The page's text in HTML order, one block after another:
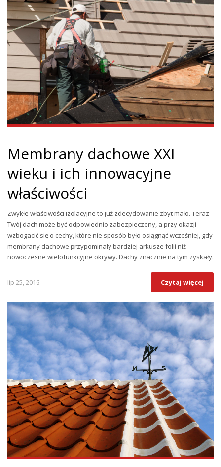
Membrany dachowe XXI
wieku i ich innowacyjne
właściwości
Zwykłe właściwości izolacyjne to już zdecydowanie zbyt mało. Teraz
Twój dach może być odpowiednio zabezpieczony, a przy okazji
wzbogacić się o cechy, które nie sposób było osiągnąć wcześniej, gdy
membrany dachowe przypominały bardziej arkusze folii niż
nowoczesne wielofunkcyjne okrywy. Dachy znacznie na tym zyskały.
lip 25, 2016 Czytaj więcej